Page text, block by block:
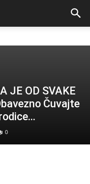
JE OD SVAKE
Čuvajte
0